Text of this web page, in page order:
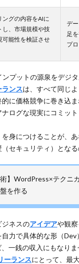
ングの内容をAIに
し、市場規模や技
可能性を検証させ
デ
足
プ
プットの源泉をデジ
ランスは、すべて同じ
に価格競争に巻き込ま
ログな現実にコミッ
身につけることが、
セキュリティ）となる
術】WordPress×テクニ
を作る
ジネスのアイデアや観
力で具体的な形（
一銭の収入にもなりま
ーランスにとって、最